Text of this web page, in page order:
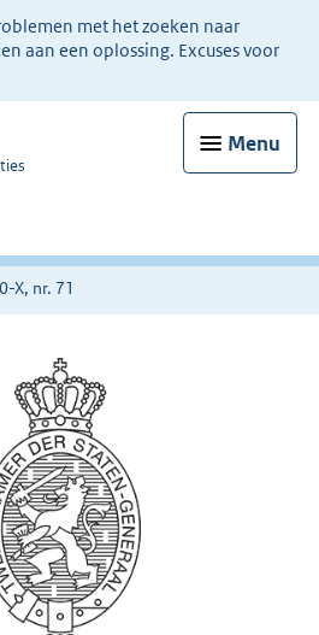
met het zoeken naar
aan een oplossing. Excuses voor
Menu
X, nr. 71